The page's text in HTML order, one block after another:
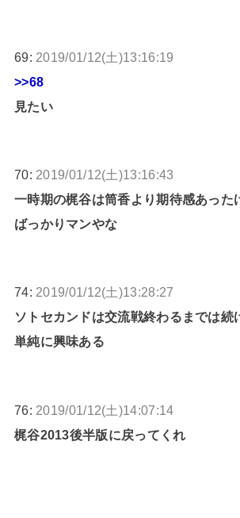
69: 2019/01/12(土)13:16:19
>>68
見たい
70: 2019/01/12(土)13:16:43
一時期の梶谷は筒香より期待感あった
ばっかりマンやな
74: 2019/01/12(土)13:28:27
ソトセカンドは交流戦終わるまでは続
単純に興味ある
76: 2019/01/12(土)14:07:14
梶谷2013後半版に戻ってくれ